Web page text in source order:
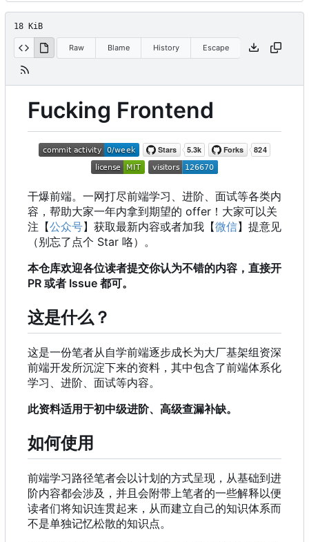
18 KiB
Raw Blame History Escape
Fucking Frontend
干爆前端。一网打尽前端学习、进阶、面试等各类内
容，帮助大家一年内拿到期望的 offer ！ 大家可以关
注【公众号】获取最新内容或者加我【微信】提意见
（别忘了点个 Star 咯）。
本仓库欢迎各位读者提交你认为不错的内容，直接开
PR 或者 Issue 都可。
这是什么？
这是一份笔者从自学前端逐步成长为大厂基架组资深
前端开发所沉淀下来的资料，其中包含了前端体系化
学习、进阶、面试等内容。
此资料适用于初中级进阶、高级查漏补缺。
如何使用
前端学习路径笔者会以计划的方式呈现，从基础到进
阶内容都会涉及，并且会附带上笔者的一些解释以便
读者们将知识连贯起来，从而建立自己的知识体系而
不是单独记忆松散的知识点。